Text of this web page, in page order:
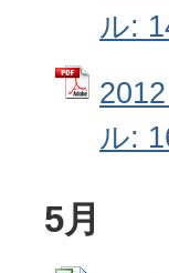
ル:
ル:
5月